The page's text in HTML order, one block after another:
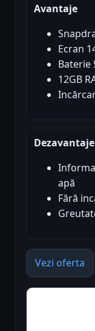
Avantaje
Ecran
Baterie
12GB
Dezavantaje
apă
Fără
Vezi oferta